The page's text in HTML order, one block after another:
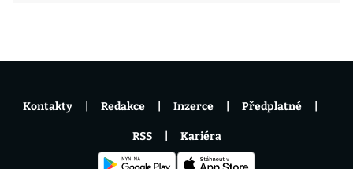
Kontakty Redakce Inzerce Předplatné
RSS Kariéra